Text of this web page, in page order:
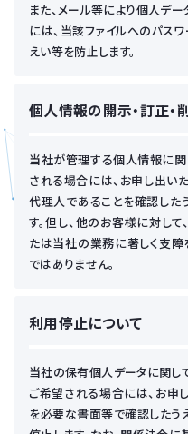
また、メール等により個人デ
には、当該ファイルへのパス
えい等を防止します。
個人情報の開示・訂正・
当社が管理する個人情報に関
される場合には、お申し出い
代理人であることを確認した
す。但し、他のお客様に対し
たは当社の業務に著しく支障
ではありません。
利用停止について
当社の保有個人データに関し
ご希望される場合には、お申
を必要な書面等で確認したう